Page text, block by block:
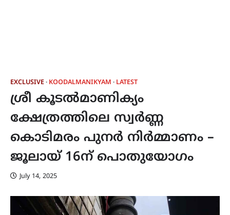
EXCLUSIVE KOODALMANIKYAM LATEST
ശ്രീ കൂടൽമാണിക്യം
ക്ഷേത്രത്തിലെ സ്വർണ്ണ
കൊടിമരം പുനർ നിർമ്മാണം –
ജൂലായ് 16ന് പൊതുയോഗം
July 14, 2025